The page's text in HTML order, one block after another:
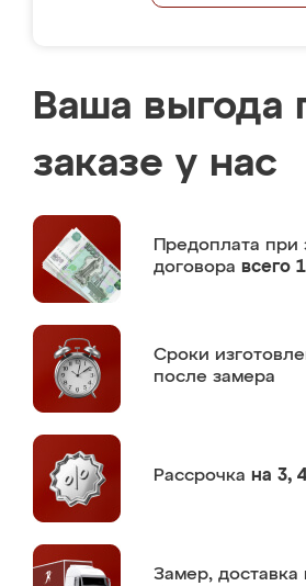
Ваша выгода
заказе у нас
Предоплата при
договора всего
Сроки
после замера
Рассрочка на 3,
Замер,